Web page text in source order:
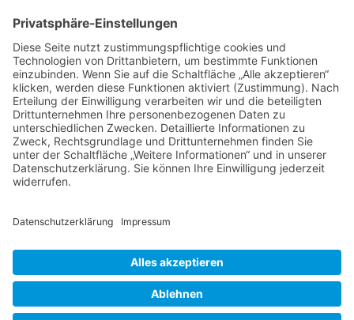
Räumlichkeiten im Kulturzentrum für einige ihrer Kurse.
> Hier finden Sie eine aktuelle Übersicht.
Newsletter
Über alle Konzerte und Kurse informiert bleiben?
Wenn Sie unseren Newsletter abonnieren, erhalten Sie Infos zu
> Zum Anmeldeformular
Das Kulturzentrum.
Folge uns
Facebook